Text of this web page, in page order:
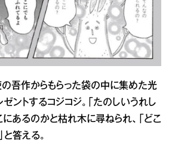
の吾作からもらった袋の中に集めた光
ントするコジコジ。「たのしいうれし
にあるのかと枯れ木に尋ねられ、「どこ
答える。